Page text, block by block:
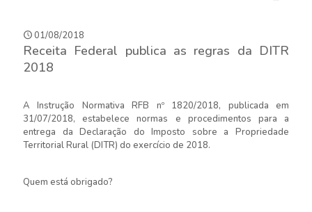
01/08/2018
Receita Federal publica as regras da DITR
2018
A Instrução Normativa RFB nº 1820/2018, publicada em
31/07/2018, estabelece normas e procedimentos para a
entrega da Declaração do Imposto sobre a Propriedade
Territorial Rural (DITR) do exercício de 2018.
Quem está obrigado?